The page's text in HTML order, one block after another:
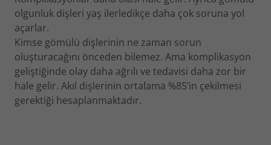
olgunluk dişleri yaş ilerledikçe daha çok soruna yol
açarlar.
Kimse gömülü dişlerinin ne zaman sorun
oluşturacağını önceden bilemez. Ama komplikasyon
geliştiğinde olay daha ağrılı ve tedavisi daha zor bir
hale gelir. Akıl dişlerinin ortalama %85’in çekilmesi
gerektiği hesaplanmaktadır.